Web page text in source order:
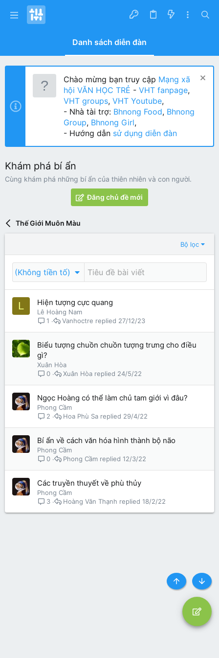
Danh sách diễn đàn
Chào mừng bạn truy cập Mạng xã
hội VĂN HỌC TRẺ - VHT fanpage,
VHT groups, VHT Youtube,
- Nhà tài trợ: Bhnong Food, Bhnong
Group, Bhnong Girl,
- Hướng dẫn sử dụng diễn đàn
Khám phá bí ẩn
Cùng khám phá những bí ẩn của thiên nhiên và con người.
Đăng chủ đề mới
Thế Giới Muôn Màu
Bộ lọc
(Không tiền tố)
L Hiện tượng cực quang
Lê Hoàng Nam
1
27/12/23
Vanhoctre
Biểu tượng chuồn chuồn tượng trưng cho điều
gì?
Xuân Hòa
0
24/5/22
Xuân Hòa
Ngọc Hoàng có thể làm chủ tam giới vì đâu?
Phong Cầm
2
29/4/22
Hoa Phù Sa
Bí ẩn về cách văn hóa hình thành bộ não
Phong Cầm
0
12/3/22
Phong Cầm
Các truyền thuyết về phù thủy
Phong Cầm
3
18/2/22
Hoàng Văn Thạnh
Top